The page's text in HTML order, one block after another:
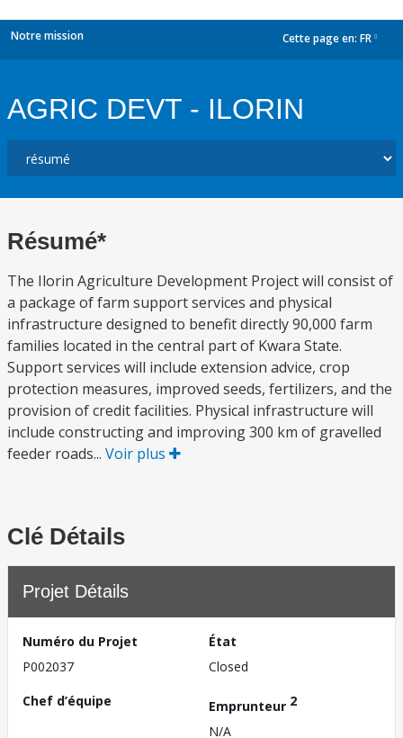
Notre mission Cette page en: FR
AGRIC DEVT - ILORIN
Résumé*
The Ilorin Agriculture Development Project will consist of
a package of farm support services and physical
infrastructure designed to benefit directly 90,000 farm
families located in the central part of Kwara State.
Support services will include extension advice, crop
protection measures, improved seeds, fertilizers, and the
provision of credit facilities. Physical infrastructure will
include constructing and improving 300 km of gravelled
feeder roads... Voir plus
Clé Détails
Projet Détails
Numéro du Projet
P002037
État
Closed
Chef d’équipe
Emprunteur 2
N/A